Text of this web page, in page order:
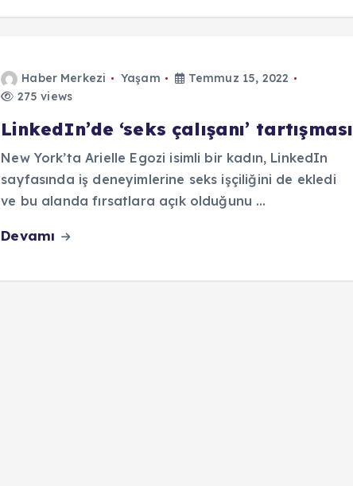
Haber Merkezi Yaşam
Temmuz 15, 2022
275 views
LinkedIn’de ‘seks çalışanı’ tartışması
New York’ta Arielle Egozi isimli bir kadın, LinkedIn
sayfasında iş deneyimlerine seks işçiliğini de ekledi
ve bu alanda fırsatlara açık olduğunu …
Devamı